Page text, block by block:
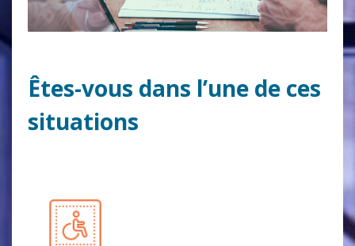
Êtes-vous dans l’une de ces
situations